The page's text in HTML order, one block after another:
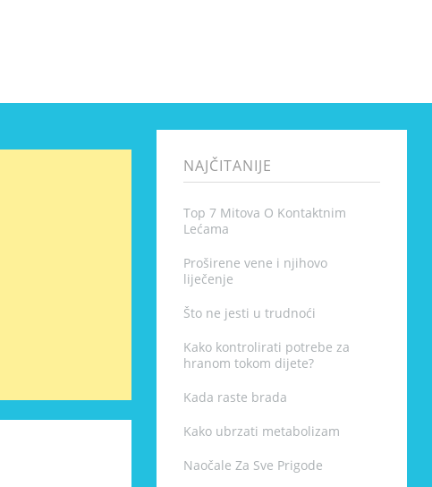
NAJČITANIJE
Top 7 Mitova O Kontaktnim
Lećama
Proširene vene i njihovo
liječenje
Što ne jesti u trudnoći
Kako kontrolirati potrebe za
hranom tokom dijete?
Kada raste brada
Kako ubrzati metabolizam
Naočale Za Sve Prigode